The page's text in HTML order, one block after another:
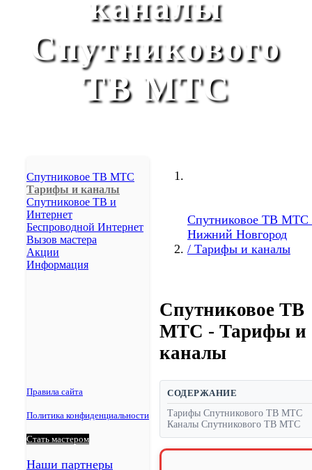
Пушкино
Артем
Ноябрьск
Ачинск
Бердск
Арзамас
Новокуйбышевск
Железногорск
Михайловск
Изобильный
Невинномысск
Кочубеевское
Донское
Грачёвка
Минеральные Воды
Пятигорск
Кисловодск
Железноводск
Лермонтов
Спутникового
ТВ МТС
Спутниковое ТВ МТС
Тарифы и каналы
Спутниковое ТВ и
Интернет
Беспроводной Интернет
Вызов мастера
Акции
Информация
Правила сайта
Политика конфиденциальности
Стать мастером
Наши партнеры
Спутниковое ТВ МТС
Нижний Новгород
/ Тарифы и каналы
Спутниковое ТВ
МТС - Тарифы и
каналы
СОДЕРЖАНИЕ
Тарифы Спутникового ТВ МТС
Каналы Спутникового ТВ МТС